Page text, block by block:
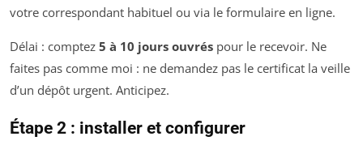
votre correspondant habituel ou via le formulaire en ligne.
Délai : comptez 5 à 10 jours ouvrés pour le recevoir. Ne
faites pas comme moi : ne demandez pas le certificat la veille
d’un dépôt urgent. Anticipez.
Étape 2 : installer et configurer